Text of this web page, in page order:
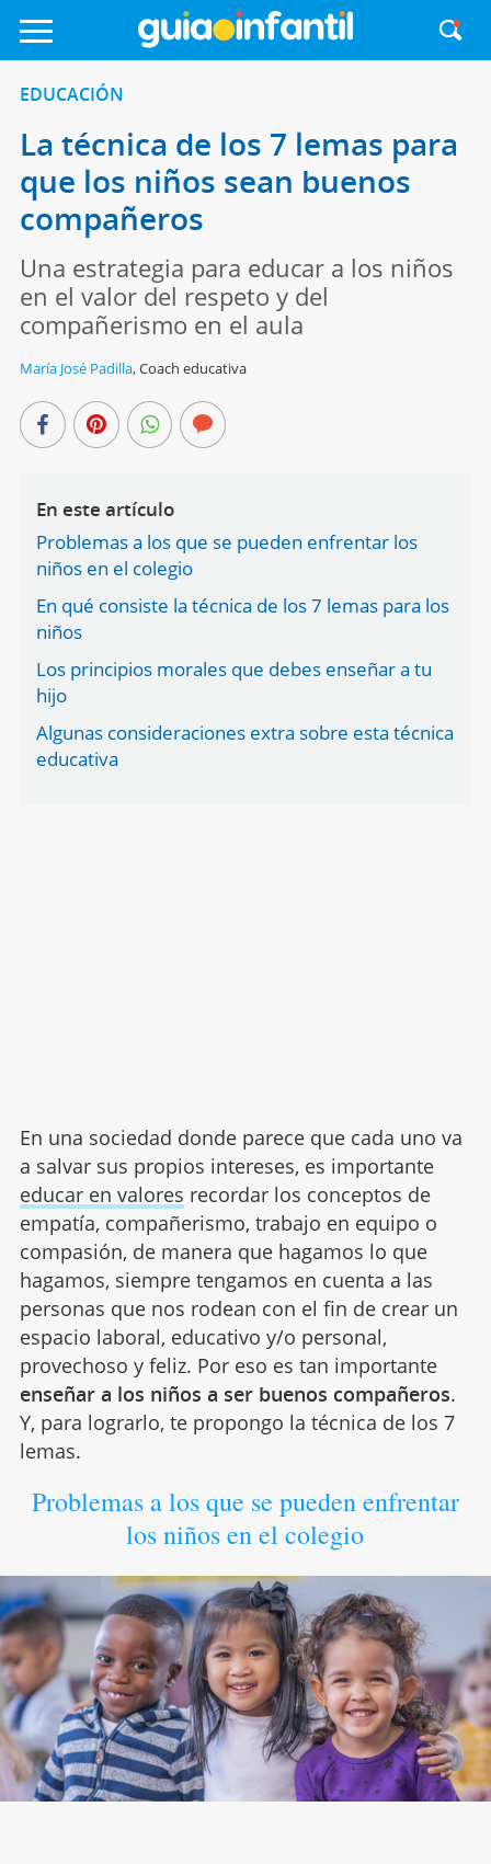
EDUCACIÓN
La técnica de los 7 lemas para
que los niños sean buenos
compañeros
Una estrategia para educar a los niños
en el valor del respeto y del
compañerismo en el aula
María José Padilla,Coach educativa
En este artículo
Problemas a los que se pueden enfrentar los
niños en el colegio
En qué consiste la técnica de los 7 lemas para los
niños
Los principios morales que debes enseñar a tu
hijo
Algunas consideraciones extra sobre esta técnica
educativa
En una sociedad donde parece que cada uno va
a salvar sus propios intereses, es importante
educar en valores recordar los conceptos de
empatía, compañerismo, trabajo en equipo o
compasión, de manera que hagamos lo que
hagamos, siempre tengamos en cuenta a las
personas que nos rodean con el fin de crear un
espacio laboral, educativo y/o personal,
provechoso y feliz. Por eso es tan importante
enseñar a los niños a ser buenos compañeros.
Y, para lograrlo, te propongo la técnica de los 7
lemas.
Problemas a los que se pueden enfrentar
los niños en el colegio